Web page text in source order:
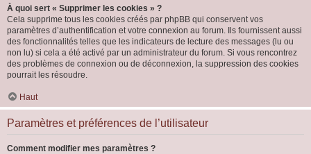
À quoi sert « Supprimer les cookies » ?
Cela supprime tous les cookies créés par phpBB qui conservent vos
paramètres d’authentification et votre connexion au forum. Ils fournissent aussi
des fonctionnalités telles que les indicateurs de lecture des messages (lu ou
non lu) si cela a été activé par un administrateur du forum. Si vous rencontrez
des problèmes de connexion ou de déconnexion, la suppression des cookies
pourrait les résoudre.
Haut
Paramètres et préférences de l’utilisateur
Comment modifier mes paramètres ?